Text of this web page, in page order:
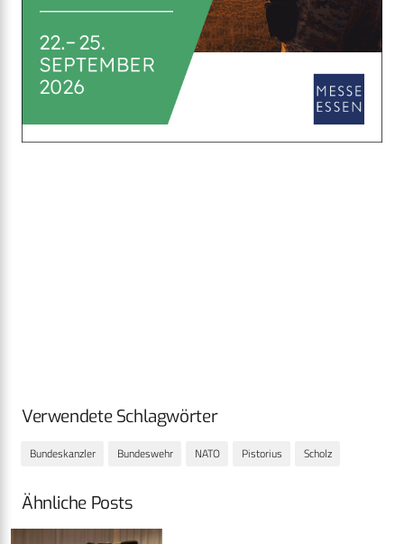
Verwendete Schlagwörter
Bundeskanzler Bundeswehr NATO Pistorius Scholz
Ähnliche Posts